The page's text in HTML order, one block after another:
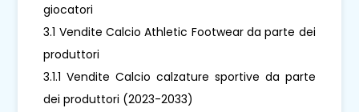
giocatori
3.1 Vendite Calcio Athletic Footwear da parte dei
produttori
3.1.1 Vendite Calcio calzature sportive da parte
dei produttori (2023-2033)